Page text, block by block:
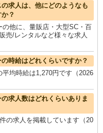
求人は、他にどのようなも
？
他に、量販店・大型SC・百
売/レンタルなど様々な求人
時給はどれくらいですか？
均時給は1,270円です（2026
求人数はどれくらいありま
の求人を掲載しています（20